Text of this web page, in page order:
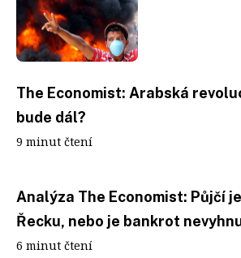
The Economist: Arabská
bude dál?
9 minut čtení
Analýza The Economist: Půjčí
Řecku, nebo je bankrot
6 minut čtení